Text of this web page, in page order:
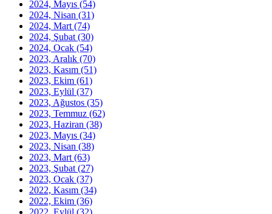
2024, Mayıs (54)
2024, Nisan (31)
2024, Mart (74)
2024, Şubat (30)
2024, Ocak (54)
2023, Aralık (70)
2023, Kasım (51)
2023, Ekim (61)
2023, Eylül (37)
2023, Ağustos (35)
2023, Temmuz (62)
2023, Haziran (38)
2023, Mayıs (34)
2023, Nisan (38)
2023, Mart (63)
2023, Şubat (27)
2023, Ocak (37)
2022, Kasım (34)
2022, Ekim (36)
2022, Eylül (32)